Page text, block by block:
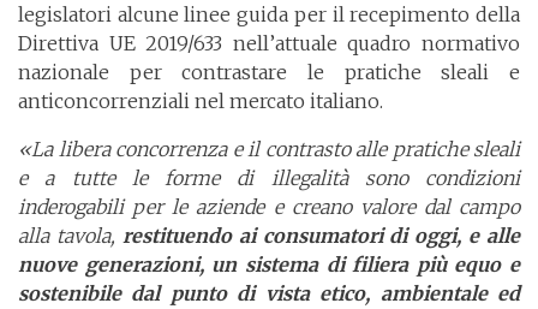
legislatori alcune linee guida per il recepimento della
Direttiva UE 2019/633 nell’attuale quadro normativo
nazionale per contrastare le pratiche sleali e
anticoncorrenziali nel mercato italiano.
«La libera concorrenza e il contrasto alle pratiche sleali
e a tutte le forme di illegalità sono condizioni
inderogabili per le aziende e creano valore dal campo
alla tavola, restituendo ai consumatori di oggi, e alle
nuove generazioni, un sistema di filiera più equo e
sostenibile dal punto di vista etico, ambientale ed